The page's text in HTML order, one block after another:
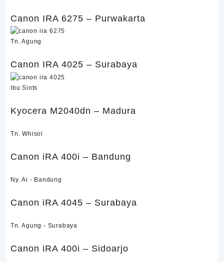
Canon IRA 6275 – Purwakarta
Tn. Agung
Canon IRA 4025 – Surabaya
Ibu Sints
Kyocera M2040dn – Madura
Tn. Whisol
Canon iRA 400i – Bandung
Ny. Ai - Bandung
Canon iRA 4045 – Surabaya
Tn. Agung - Surabaya
Canon iRA 400i – Sidoarjo